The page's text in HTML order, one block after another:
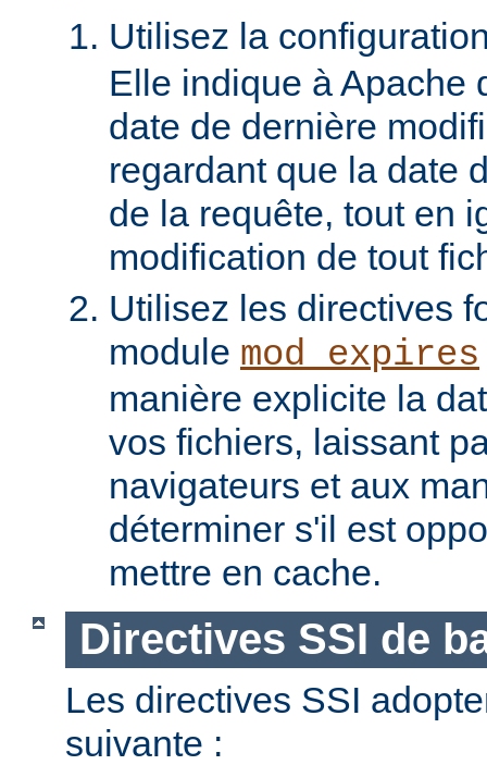
Utilisez la
Elle indique à Apache
date de dernière
regardant que la date
de la requête, tout en
modification de tout
Utilisez les directives
module mod_expires
manière explicite la
vos fichiers, laissant
navigateurs et aux
déterminer s'il est
mettre en cache.
Directives SSI de
Les directives SSI
suivante :